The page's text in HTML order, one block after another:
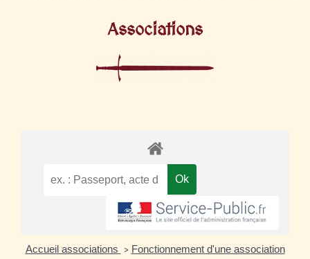
Associations
Accueil associations > Fonctionnement d'une association